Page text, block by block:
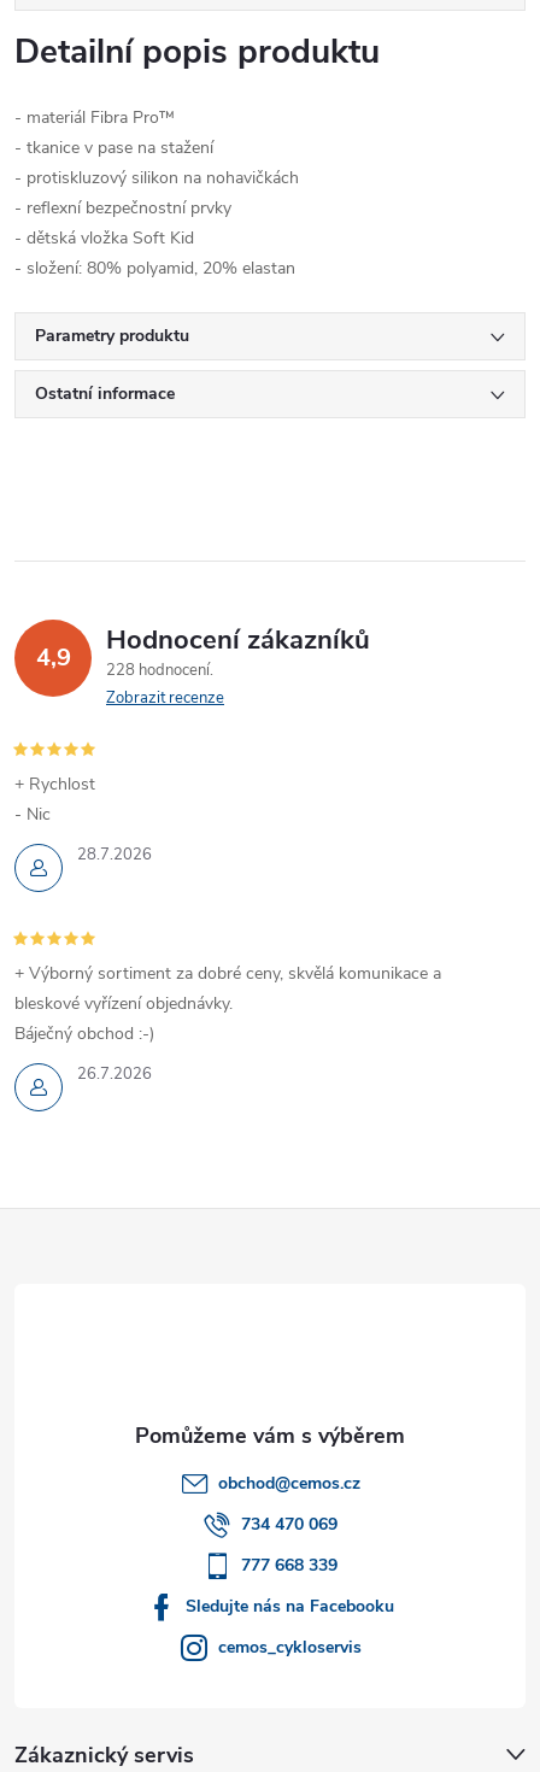
Detailní popis produktu
- materiál Fibra Pro™
- tkanice v pase na stažení
- protiskluzový silikon na nohavičkách
- reflexní bezpečnostní prvky
- dětská vložka Soft Kid
- složení: 80% polyamid, 20% elastan
Parametry produktu
Ostatní informace
4,9 Hodnocení zákazníků
228 hodnocení
Zobrazit recenze
28.7.2026
+ Rychlost
- Nic
26.7.2026
+ Výborný sortiment za dobré ceny, skvělá komunikace a
bleskové vyřízení objednávky.
Báječný obchod :-)
obchod@cemos.cz
734 470 069
777 668 339
Sledujte nás na Facebooku
cemos_cykloservis
Zákaznický servis